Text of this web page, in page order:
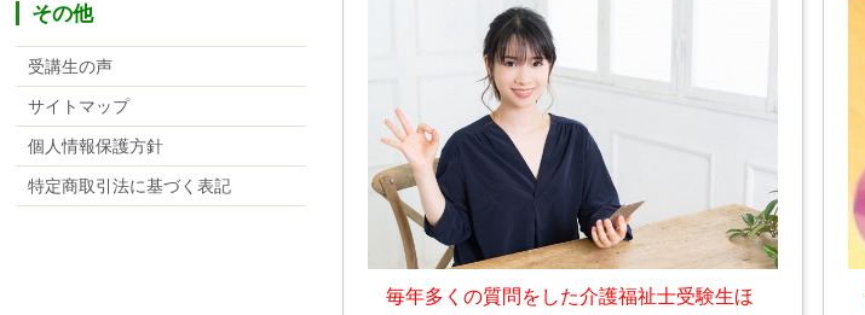
毎年多くの質問をした介護福祉士受験生ほ
その他
受講生の声
サイトマップ
個人情報保護方針
特定商取引法に基づく表記